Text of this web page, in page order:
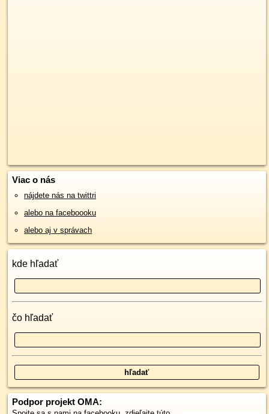
Viac o nás
nájdete nás na twittri
alebo na faceboooku
alebo aj v správach
kde hľadať
čo hľadať
Podpor projekt OMA: